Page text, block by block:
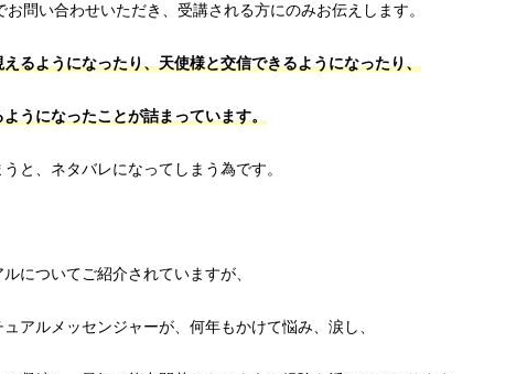
問い合わせいただき、受講される方にのみお伝えします。
るようになったり、天使様と交信できるようになったり、
うになったことが詰まっています。
と、ネタバレになってしまう為です。
についてご紹介されていますが、
アルメッセンジャーが、何年もかけて悩み、涙し、